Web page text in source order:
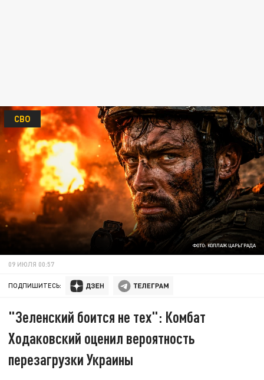
ФОТО: КОЛЛАЖ ЦАРЬГРАДА
СВО
09 ИЮЛЯ 00:57
ПОДПИШИТЕСЬ:
"Зеленский боится не тех": Комбат
Ходаковский оценил вероятность
перезагрузки Украины